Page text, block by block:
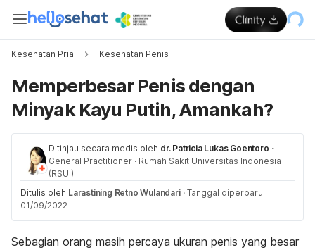
Kesehatan Pria Kesehatan Penis
Memperbesar Penis dengan
Minyak Kayu Putih, Amankah?
Ditinjau secara medis oleh dr. Patricia Lukas Goentoro ·
General Practitioner · Rumah Sakit Universitas Indonesia
(RSUI)
Ditulis oleh Larastining Retno Wulandari · Tanggal diperbarui
01/09/2022
Sebagian orang masih percaya ukuran penis yang besar